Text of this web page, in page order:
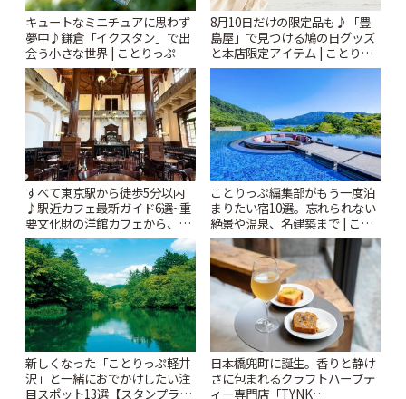
キュートなミニチュアに思わず
夢中♪鎌倉「イクスタン」で出
会う小さな世界 | ことりっぷ
8月10日だけの限定品も♪「豊
島屋」で見つける鳩の日グッズ
と本店限定アイテム | ことりっ
ぷ
すべて東京駅から徒歩5分以内
♪駅近カフェ最新ガイド6選~重
要文化財の洋館カフェから、改
札すぐのレトロ喫茶まで~ | こと
りっぷ
ことりっぷ編集部がもう一度泊
まりたい宿10選。忘れられない
絶景や温泉、名建築まで | こと
りっぷ
新しくなった「ことりっぷ軽井
沢」と一緒におでかけしたい注
目スポット13選【スタンプラリ
日本橋兜町に誕生。香りと静け
さに包まれるクラフトハーブテ
ィー専門店「TYNK